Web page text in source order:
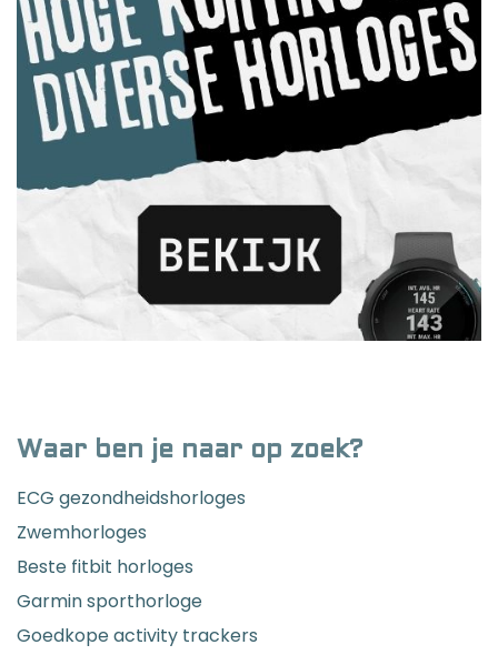
Waar ben je naar op zoek?
ECG gezondheidshorloges
Zwemhorloges
Beste fitbit horloges
Garmin sporthorloge
Goedkope activity trackers